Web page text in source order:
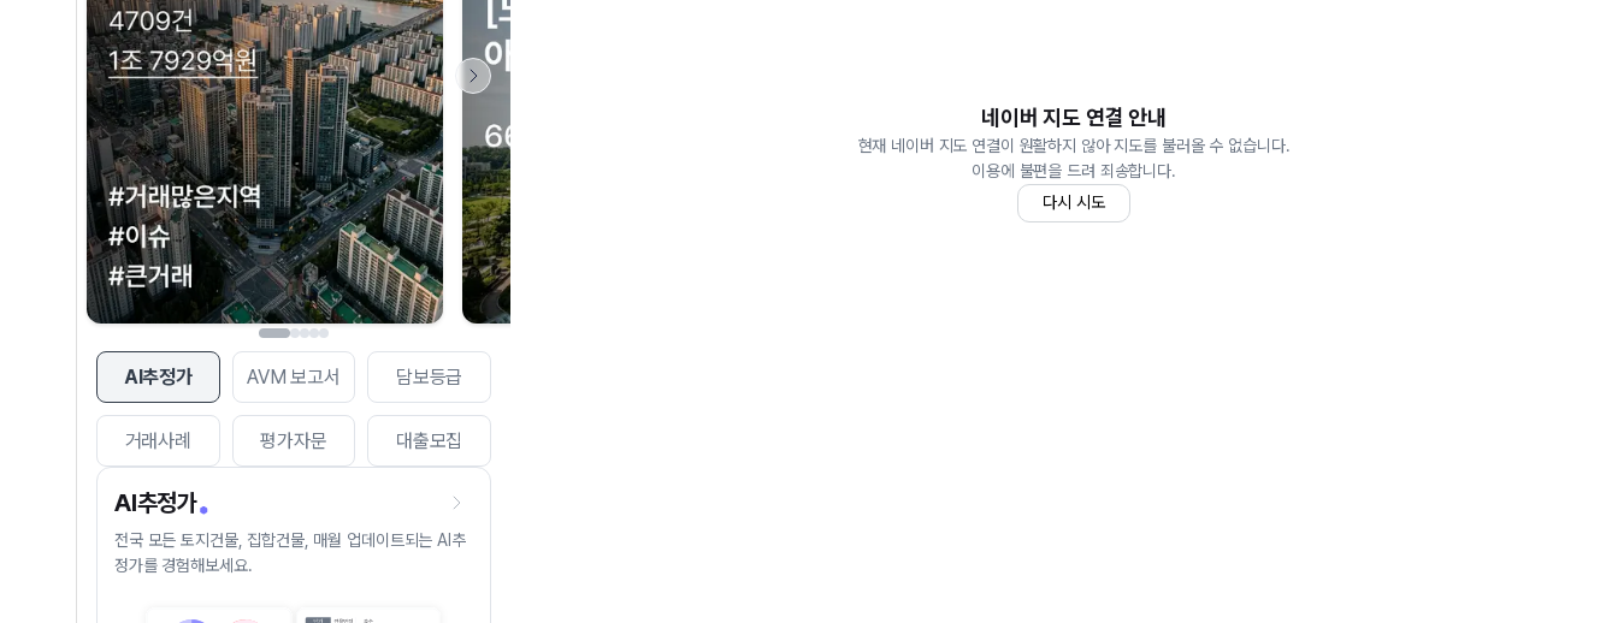
AI추정가 AVM 보고서 담보등급
거래사례 평가자문 대출모집
AI추정가
전국 모든 토지건물, 집합건물, 매월 업데이트되는 AI추
정가를 경험해보세요.
네이버 지도 연결 안내
현재 네이버 지도 연결이 원활하지 않아 지도를 불러올 수 없습니다.
이용에 불편을 드려 죄송합니다.
다시 시도